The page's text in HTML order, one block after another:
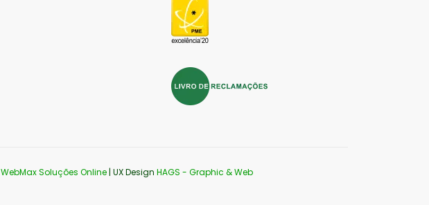
WebMax Soluções Online | UX Design HAGS - Graphic & Web